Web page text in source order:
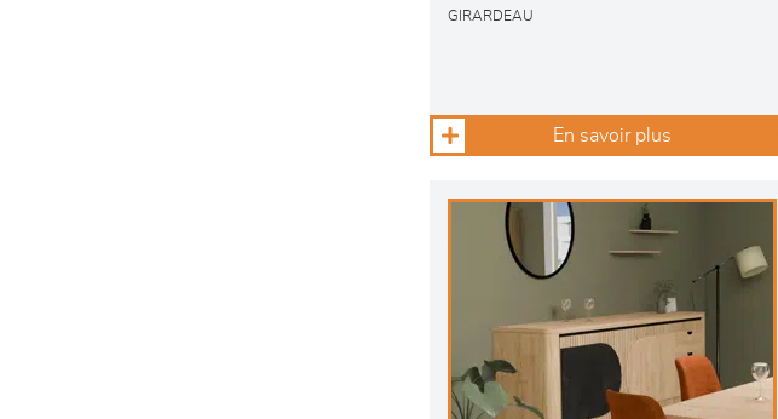
GIRARDEAU
En savoir plus